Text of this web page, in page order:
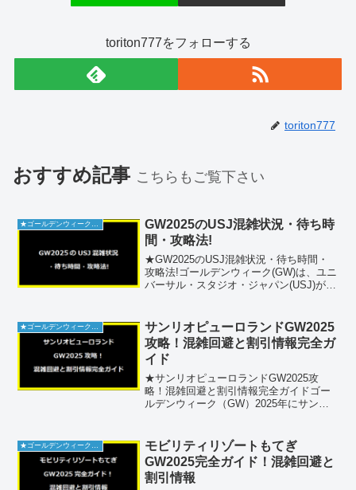
toriton777をフォローする
toriton777
おすすめ記事 こちらもご覧下さい
GW2025のUSJ混雑状況・待ち時
間・攻略法!
★GW2025のUSJ混雑状況・待ち時間・
攻略法!ゴールデンウィーク(GW)は、ユニ
バーサル・スタジオ・ジャパン(USJ)が1
混雑状況や待ち時間、入場制限の可能...
サンリオピューロランドGW2025
攻略！混雑回避と割引情報完全ガ
イド
★サンリオピューロランドGW2025攻
略！混雑回避と割引情報完全ガイドゴー
ルデンウィーク（GW）2025年にサンリ
けて快適に楽しむための攻略法や、お得
な割引情報、周辺施設...
★ゴールデンウィーク2026
モビリティリゾートもてぎ
GW2025完全ガイド！混雑回避と
割引情報